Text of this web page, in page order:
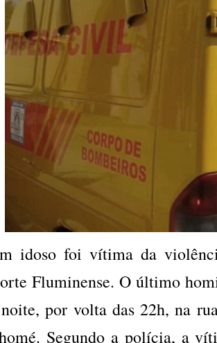
idoso foi vítima da
Fluminense. O último
por volta das 22h, na
Segundo a polícia, a